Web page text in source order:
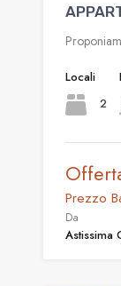
Locali
2
Prezzo
Da
Astissima